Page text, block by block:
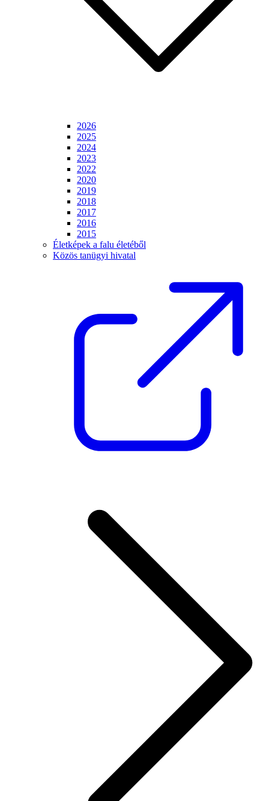
2026
2025
2024
2023
2022
2020
2019
2018
2017
2016
2015
Életképek a falu életéből
Közös tanügyi hivatal